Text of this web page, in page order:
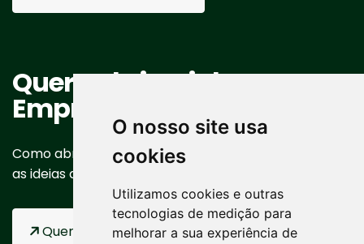
O nosso site usa
cookies
Utilizamos cookies e outras
tecnologias de medição para
melhorar a sua experiência de
Quero abrir minha
Empresa
Como abrir uma empresa? Passo a passo para tirar
as ideias do papel.
Quero abrir minhaEMPRESA